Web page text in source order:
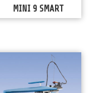
MINI 9 SMART